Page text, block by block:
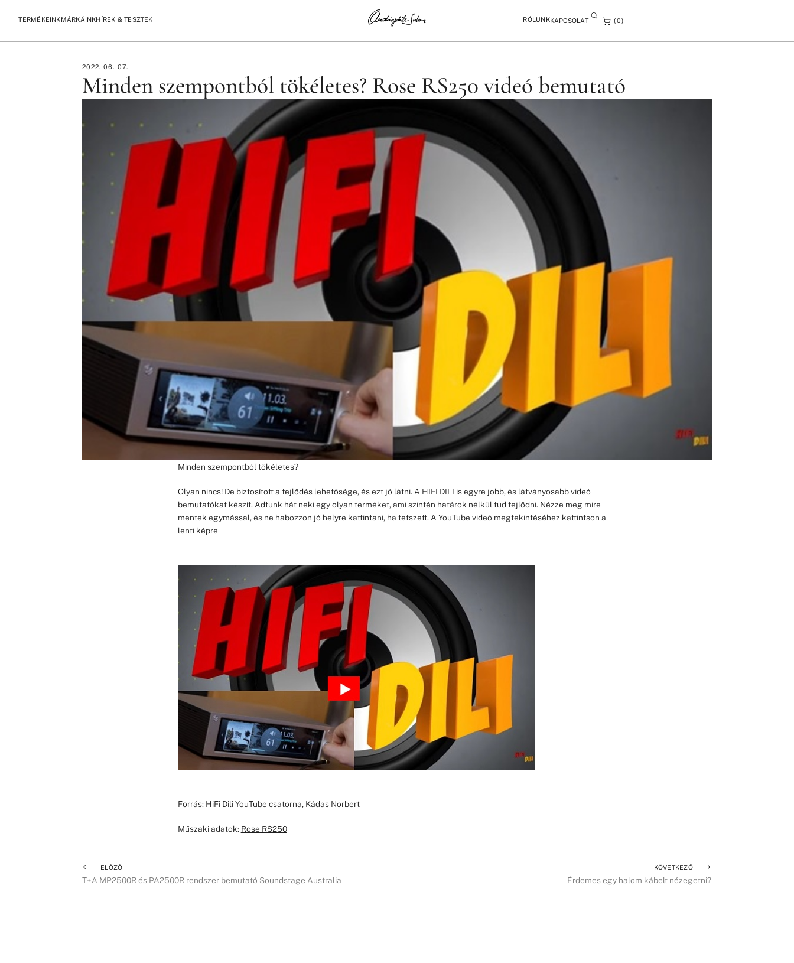
TERMÉKEINKMÁRKÁINKHÍREK & TESZTEK RÓLUNKKAPCSOLAT
0
2022. 06. 07.
Minden szempontból tökéletes? Rose RS250 videó bemutató
Minden szempontból tökéletes?
Olyan nincs! De biztosított a fejlődés lehetősége, és ezt jó látni. A HIFI DILI is egyre jobb, és látványosabb videó
bemutatókat készít. Adtunk hát neki egy olyan terméket, ami szintén határok nélkül tud fejlődni. Nézze meg mire
mentek egymással, és ne habozzon jó helyre kattintani, ha tetszett. A YouTube videó megtekintéséhez kattintson a
lenti képre
Forrás: HiFi Dili YouTube csatorna, Kádas Norbert
Műszaki adatok: Rose RS250
ELŐZŐ
T+A MP2500R és PA2500R rendszer bemutató Soundstage Australia
KÖVETKEZŐ
Érdemes egy halom kábelt nézegetni?